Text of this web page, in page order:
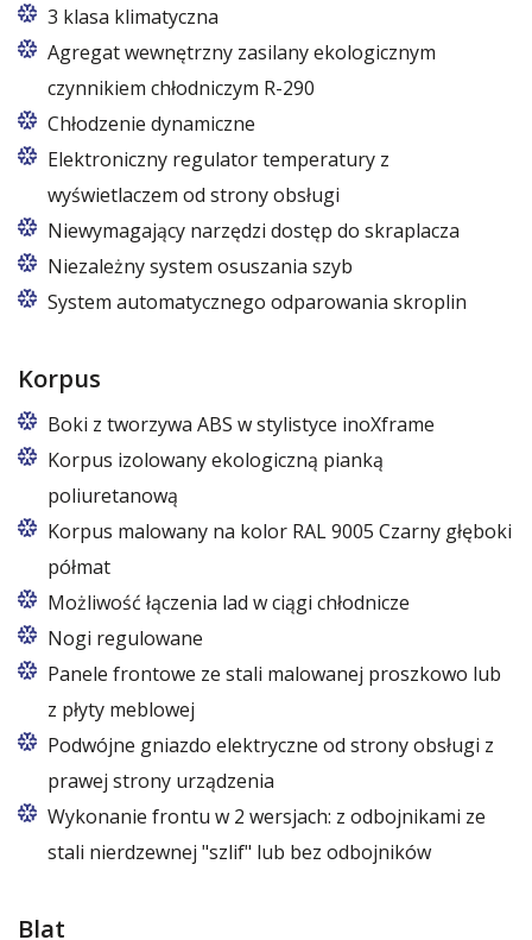
Usługi gwarancyjne i pogwarancyjne świadczone
przez producenta na terenie całej Polski
3 klasa klimatyczna
Agregat wewnętrzny zasilany ekologicznym
czynnikiem chłodniczym R-290
Czynnik R290 o zerowym wskaźniku ODP (Ozone
Depletion Potential) oraz bardzo niskim wskaźniku
GWP (Global Warming Potential)
Chłodzenie dynamiczne
Elektroniczny regulator temperatury z
wyświetlaczem od strony obsługi
Niewymagający narzędzi dostęp do skraplacza
Niezależny system osuszania szyb
Dedykowane wentylatory eliminujące gromadzenie
System automatycznego odparowania skroplin
poziomu skroplin
Korpus
Boki z tworzywa ABS w stylistyce inoXframe
Korpus izolowany ekologiczną pianką
poliuretanową
Korpus malowany na kolor RAL 9005 Czarny głęboki
półmat
Możliwość łączenia lad w ciągi chłodnicze
Nogi regulowane
Panele frontowe ze stali malowanej proszkowo lub
z płyty meblowej
Wymienne panele dostępne szerokiej palecie
kolorystycznej – również w kolorach na specjalne
życzenie Klienta
Podwójne gniazdo elektryczne od strony obsługi z
prawej strony urządzenia
Wykonanie frontu w 2 wersjach: z odbojnikami ze
stali nierdzewnej "szlif" lub bez odbojników
Blat